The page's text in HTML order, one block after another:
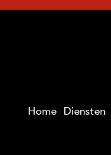
Home Diensten